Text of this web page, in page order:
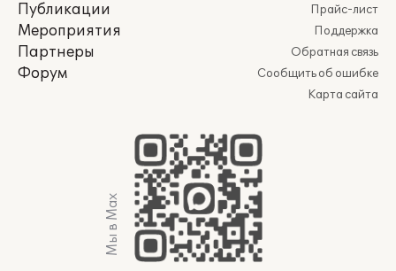
Публикации
Мероприятия
Партнеры
Форум
Прайс-лист
Поддержка
Обратная связь
Сообщить об ошибке
Карта сайта
Мы в Max